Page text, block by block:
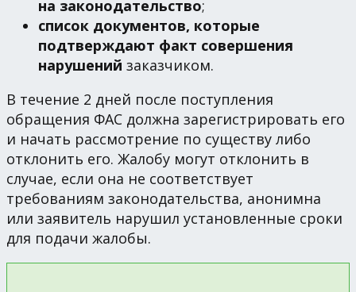
на законодательство;
список документов, которые
подтверждают факт совершения
нарушений заказчиком.
В течение 2 дней после поступления
обращения ФАС должна зарегистрировать его
и начать рассмотрение по существу либо
отклонить его. Жалобу могут отклонить в
случае, если она не соответствует
требованиям законодательства, анонимна
или заявитель нарушил установленные сроки
для подачи жалобы.